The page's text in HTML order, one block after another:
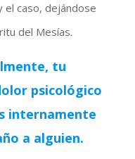
el caso, dejándose
del Mesías.
tu
psicológico
internamente
a alguien.